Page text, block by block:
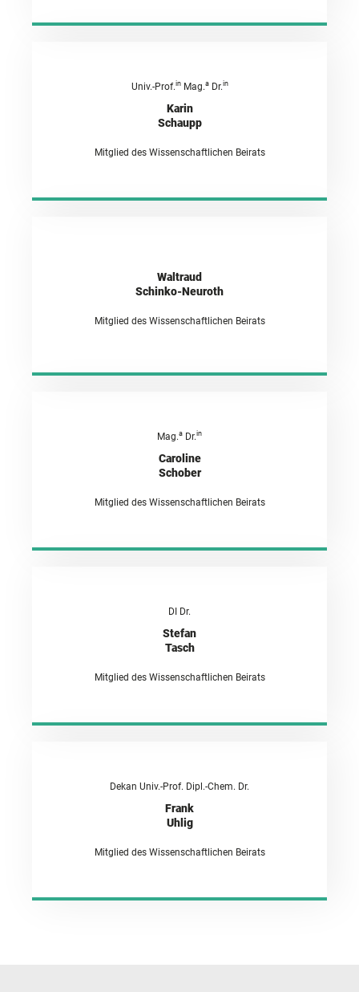
Univ.-Prof.inMag.aDr.in
Karin
Schaupp
Mitglied des Wissenschaftlichen Beirats
Waltraud
Schinko-Neuroth
Mitglied des Wissenschaftlichen Beirats
Mag.a Dr.in
Caroline
Schober
Mitglied des Wissenschaftlichen Beirats
DI Dr.
Stefan
Tasch
Mitglied des Wissenschaftlichen Beirats
Dekan Univ.-Prof. Dipl.-Chem. Dr.
Frank
Uhlig
Mitglied des Wissenschaftlichen Beirats